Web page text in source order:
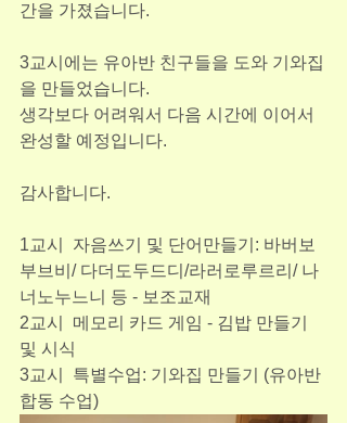
간을 가졌습니다.
3교시에는 유아반 친구들을 도와 기와집
을 만들었습니다.
생각보다 어려워서 다음 시간에 이어서
완성할 예정입니다.
감사합니다.
1교시  자음쓰기 및 단어만들기: 바버보
부브비/ 다더도두드디/라러로루르리/ 나
너노누느니 등 - 보조교재
2교시  메모리 카드 게임 - 김밥 만들기
및 시식
3교시  특별수업: 기와집 만들기 (유아반
합동 수업)